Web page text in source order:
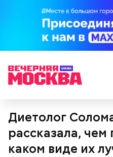
Диетолог
рассказала,
каком виде их
Также не нужно есть
именно там
тщательно ее мыть,
собеседница «ВМ».